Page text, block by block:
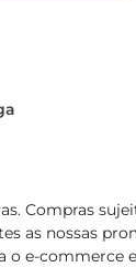
Compras
as nossas
e-commerce